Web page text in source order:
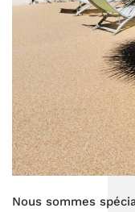
Nous sommes